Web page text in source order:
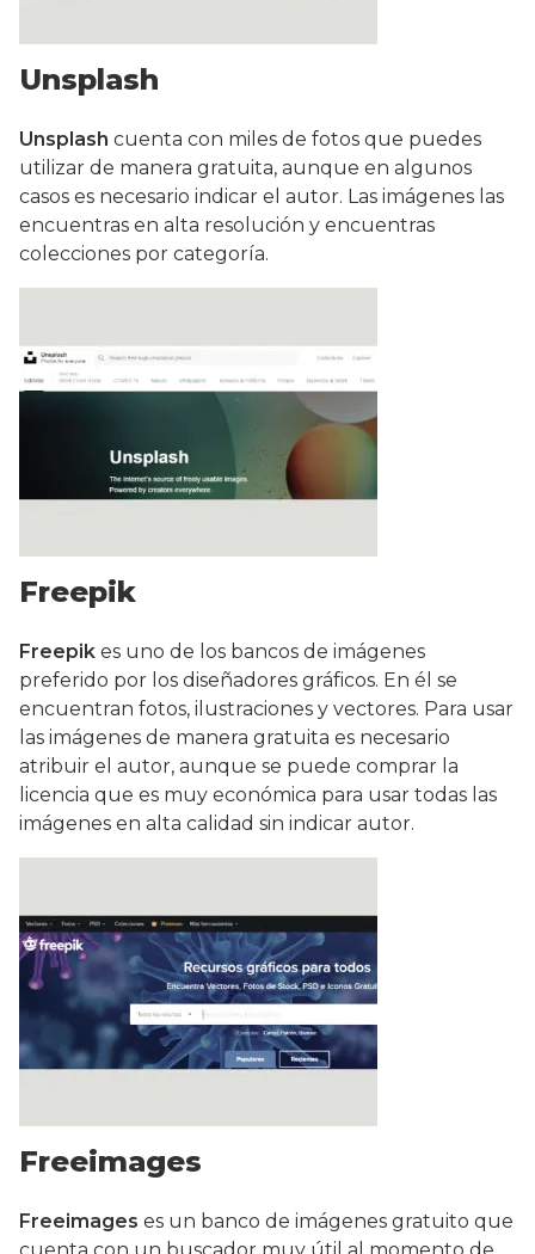
Unsplash
Unsplash cuenta con miles de fotos que puedes
utilizar de manera gratuita, aunque en algunos
casos es necesario indicar el autor. Las imágenes las
encuentras en alta resolución y encuentras
colecciones por categoría.
Freepik
Freepik es uno de los bancos de imágenes
preferido por los diseñadores gráficos. En él se
encuentran fotos, ilustraciones y vectores. Para usar
las imágenes de manera gratuita es necesario
atribuir el autor, aunque se puede comprar la
licencia que es muy económica para usar todas las
imágenes en alta calidad sin indicar autor.
Freeimages
Freeimages es un banco de imágenes gratuito que